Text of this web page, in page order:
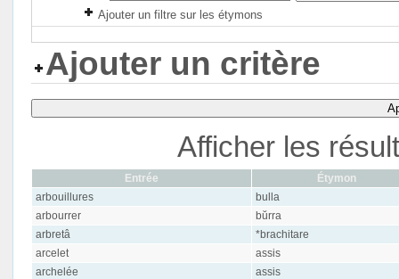
Ajouter un filtre sur les étymons
Ajouter un critère
Afficher les
Entrée
Étymon
arbouillures
bulla
arbourrer
bŭrra
arbretâ
*brachitare
arcelet
assis
archelée
assis